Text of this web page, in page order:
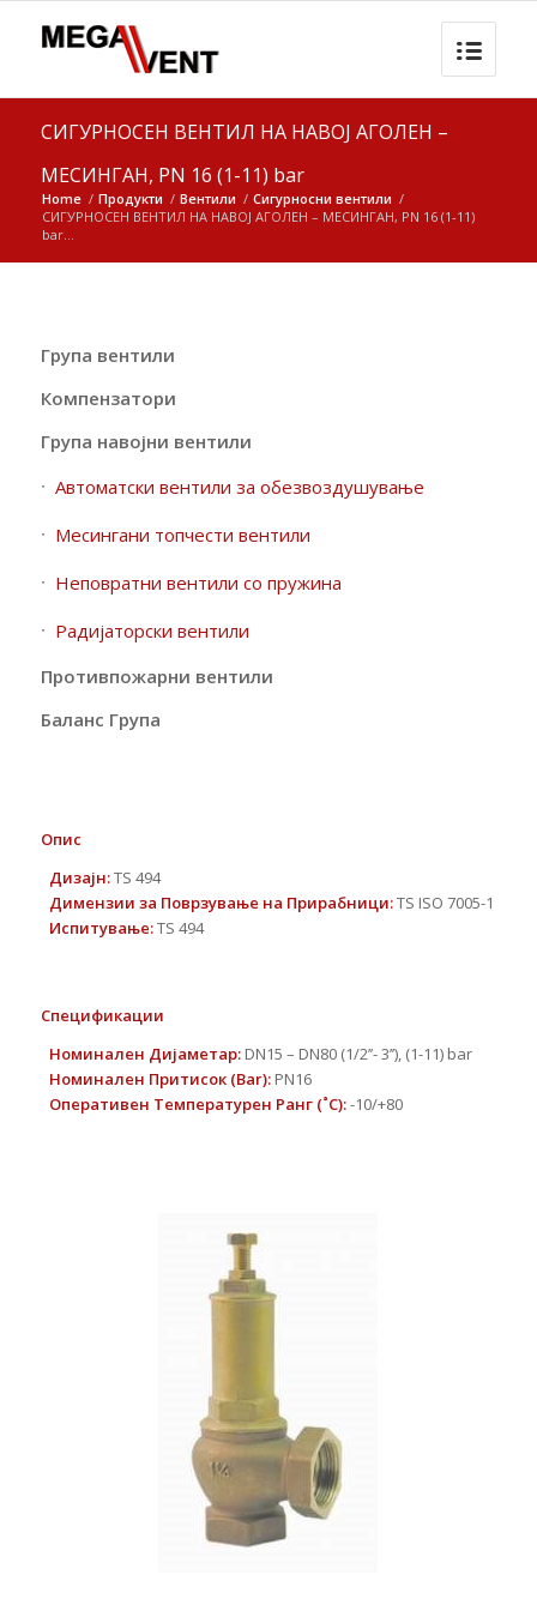
СИГУРНОСЕН ВЕНТИЛ НА НАВОЈ АГОЛЕН –
МЕСИНГАН, PN 16 (1-11) bar
Home / Продукти / Вентили / Сигурносни вентили /
СИГУРНОСЕН ВЕНТИЛ НА НАВОЈ АГОЛЕН – МЕСИНГАН, PN 16 (1-11)
bar...
Група вентили
Компензатори
Група навојни вентили
Автоматски вентили за обезвоздушување
Месингани топчести вентили
Неповратни вентили со пружина
Радијаторски вентили
Противпожарни вентили
Баланс Група
Опис
Дизајн:TS 494
Димензии за Поврзување на Прирабници:TS ISO 7005-1
Испитување:TS 494
Спецификации
Номинален Дијаметар: DN15 – DN80 (1/2’’- 3’’), (1-11) bar
Номинален Притисок(Bar): PN16
Оперативен Температурен Ранг(˚C):-10/+80